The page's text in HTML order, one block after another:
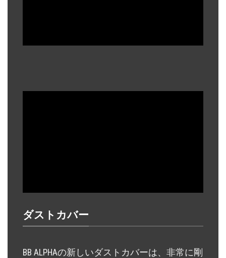
ダストカバー
BB ALPHAの新しいダストカバーは、非常に剛